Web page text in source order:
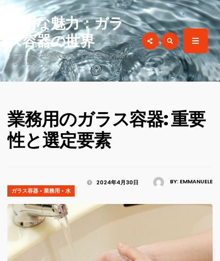
for:
透明な魅力：ガラ
ス容器の世界
ミニマリズムの美しさ、ガラス容器の魅力
を探る旅へ。
業務用のガラス容器: 重要
性と選定要素
BY: EMMANUELE
2024年4月30日
ガラス容器 • 業務用 • 水